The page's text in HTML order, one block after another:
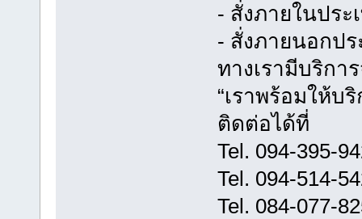
- สั่งภายในประ
- สั่งภายนอกปร
ทางเรามีบริกา
“เราพร้อมให้บ
ติดต่อได้ที่
Tel. 094-395-
Tel. 094-514-
Tel. 084-077-